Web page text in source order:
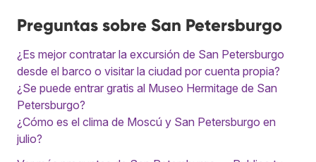
Preguntas sobre San Petersburgo
¿Es mejor contratar la excursión de San Petersburgo
desde el barco o visitar la ciudad por cuenta propia?
¿Se puede entrar gratis al Museo Hermitage de San
Petersburgo?
¿Cómo es el clima de Moscú y San Petersburgo en
julio?